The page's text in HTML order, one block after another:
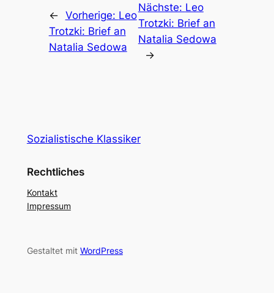
← Vorherige: Leo
Trotzki: Brief an
Natalia Sedowa
Nächste: Leo
Trotzki: Brief an
Natalia Sedowa
→
Sozialistische Klassiker
Rechtliches
Kontakt
Impressum
Gestaltet mit WordPress